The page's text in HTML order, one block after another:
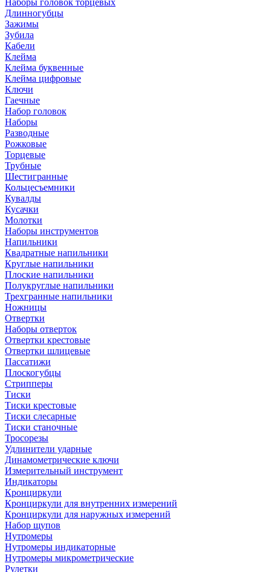
Наборы головок торцевых
Длинногубцы
Зажимы
Зубила
Кабели
Клейма
Клейма буквенные
Клейма цифровые
Ключи
Гаечные
Набор головок
Наборы
Разводные
Рожковые
Торцевые
Трубные
Шестигранные
Кольцесъемники
Кувалды
Кусачки
Молотки
Наборы инструментов
Напильники
Квадратные напильники
Круглые напильники
Плоские напильники
Полукруглые напильники
Трехгранные напильники
Ножницы
Отвертки
Наборы отверток
Отвертки крестовые
Отвертки шлицевые
Пассатижи
Плоскогубцы
Стрипперы
Тиски
Тиски крестовые
Тиски слесарные
Тиски станочные
Тросорезы
Удлинители ударные
Динамометрические ключи
Измерительный инструмент
Индикаторы
Кронциркули
Кронциркули для внутренних измерений
Кронциркули для наружных измерений
Набор щупов
Нутромеры
Нутромеры индикаторные
Нутромеры микрометрические
Рулетки